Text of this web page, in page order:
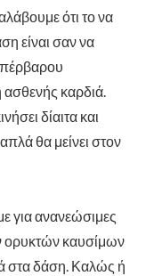
ότι το να
είναι σαν να
καρδιά.
δίαιτα και
θα μείνει στον
για ανανεώσιμες
ορυκτών καυσίμων
στα δάση. Καλώς ή